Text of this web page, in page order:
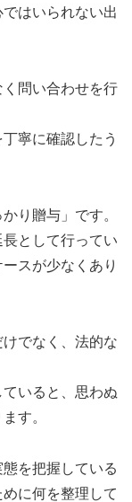
はいられない出
問い合わせを行
寧に確認したう
り贈与」です。
として行ってい
スが少なくあり
でなく、法的な
いると、思わぬ
す。
を把握している
に何を整理して